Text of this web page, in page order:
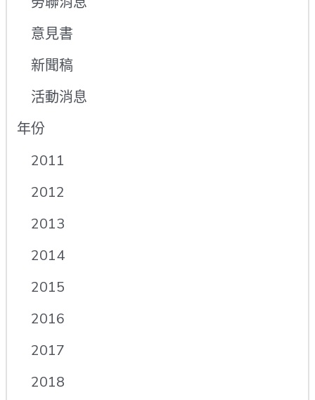
意見書
新聞稿
活動消息
年份
2011
2012
2013
2014
2015
2016
2017
2018